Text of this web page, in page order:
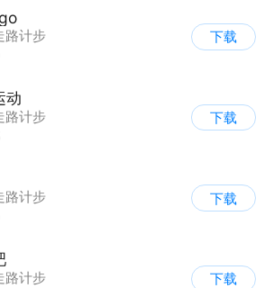
路计步
下载
动
路计步
下载
路计步
下载
路计步
下载